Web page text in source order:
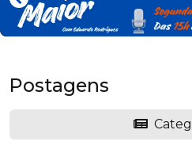
Postagens